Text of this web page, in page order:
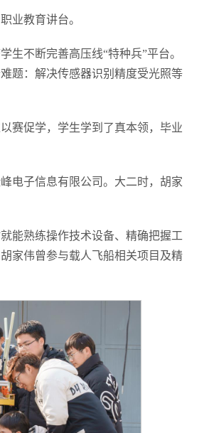
业教育讲台。
生不断完善高压线“特种兵”平台。
题：解决传感器识别精度受光照等
赛促学，学生学到了真本领，毕业
电子信息有限公司。大二时，胡家
能熟练操作技术设备、精确把握工
家伟曾参与载人飞船相关项目及精